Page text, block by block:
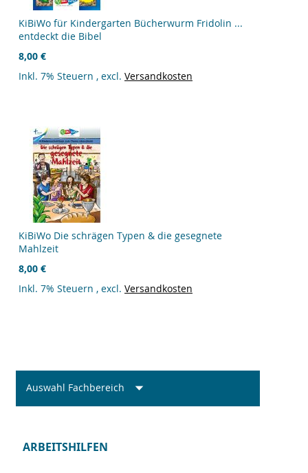
KiBiWo für Kindergarten Bücherwurm Fridolin ...
entdeckt die Bibel
8,00 €
Inkl. 7% Steuern , excl. Versandkosten
KiBiWo Die schrägen Typen & die gesegnete
Mahlzeit
8,00 €
Inkl. 7% Steuern , excl. Versandkosten
Auswahl Fachbereich
ARBEITSHILFEN